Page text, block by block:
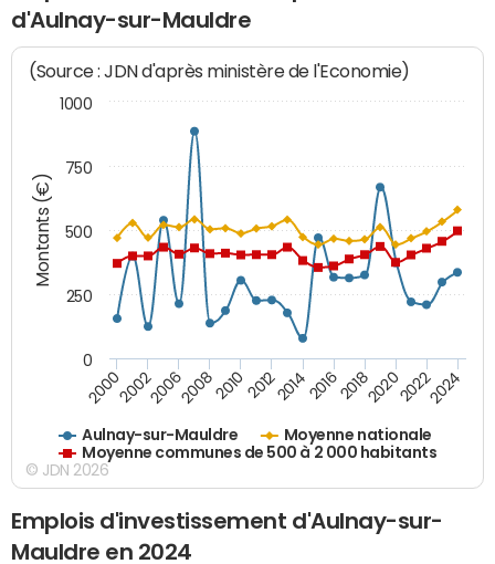
d'Aulnay-sur-Mauldre
Montants (€)
(Source : JDN d'après ministère de l'Economie)
Aulnay-sur-Mauldre
Moyenne nationale
Moyenne communes de 500 à 2 000 habitants
200020022006200820102012201420162018202020222024
0
250
500
750
1000
© JDN 2026
Emplois d'investissement d'Aulnay-sur-
Mauldre en 2024